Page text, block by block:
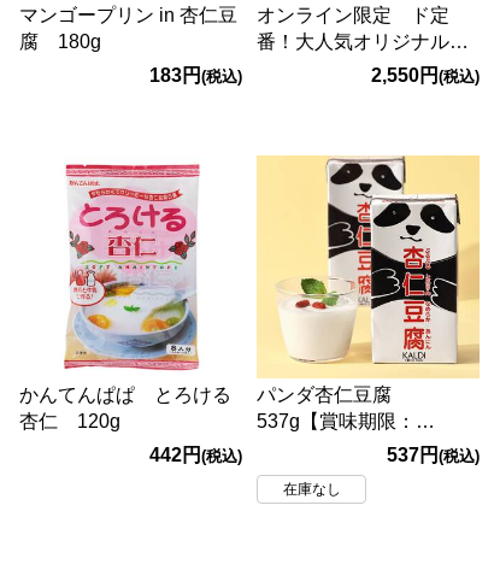
マンゴープリン in 杏仁豆
腐 180g
183円(税込)
オンライン限定 ド定
番！大人気オリジナルセ
2,550円 (税込)
かんてんぱぱ とろける
杏仁 120g
442円(税込)
パンダ杏仁豆腐
537g【賞味期限：
537円 (税込)
在庫なし